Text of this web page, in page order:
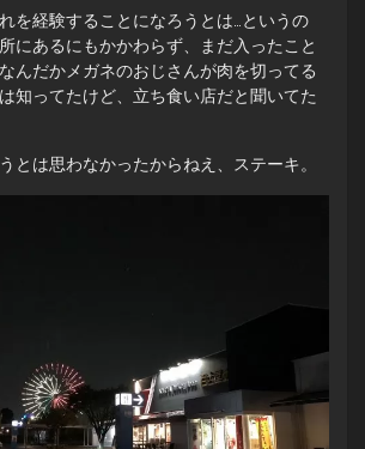
を経験することになろうとは…というの
にあるにもかかわらず、まだ入ったこと
んだかメガネのおじさんが肉を切ってる
知ってたけど、立ち食い店だと聞いてた
とは思わなかったからねえ、ステーキ。